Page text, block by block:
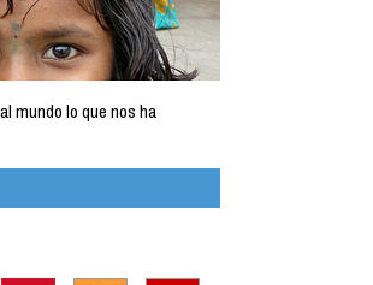
mundo lo que nos ha